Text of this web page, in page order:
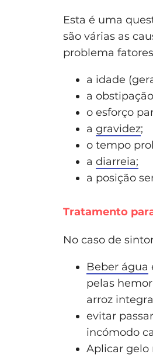
Esta é uma
são várias as
problema
a idade
a
o esforço
a gravidez;
o tempo
a diarreia;
a posição
Tratamento
No caso de
Beber água
pelas
arroz
evitar
incómodo
Aplicar gelo